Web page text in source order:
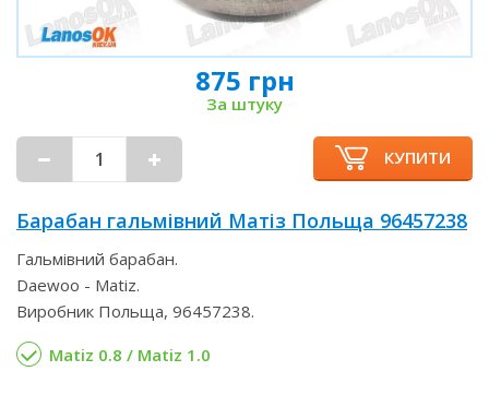
875 грн
За штуку
КУПИТИ
Барабан гальмівний Матіз Польща 96457238
Гальмівний барабан.
Daewoo - Matiz.
Виробник Польща, 96457238.
Matiz 0.8 / Matiz 1.0